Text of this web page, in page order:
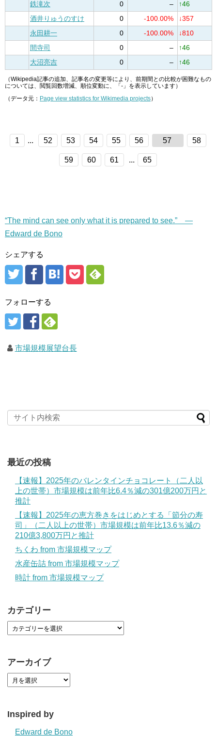
鉄滝次
0 –
↑46
酒井りゅうのすけ
0 -100.00%
↓357
永田耕一
0 -100.00%
↓810
間寺司
0 –
↑46
大沼亮吉
0 – ↑46
（Wikipedia記事の追加、記事名の変更等により、前期間との比較が困難なもの
については、閲覧回数増減、順位変動に、「-」を表示しています）
（データ元： Page view statistics for Wikimedia projects）
1 ... 52 53 54 55 56 57 58
59 60 61 ... 65
“The mind can see only what it is prepared to see.” —
Edward de Bono
シェアする
フォローする
市場規模展望台長
最近の投稿
【速報】2025年のバレンタインチョコレート（二人以
上の世帯）市場規模は前年比6.4％減の301億200万円と
推計
【速報】2025年の恵方巻きをはじめとする「節分の寿
司」（二人以上の世帯）市場規模は前年比13.6％減の
210億3,800万円と推計
ちくわ from 市場規模マップ
水産缶詰 from 市場規模マップ
時計 from 市場規模マップ
カテゴリー
アーカイブ
Inspired by
Edward de Bono